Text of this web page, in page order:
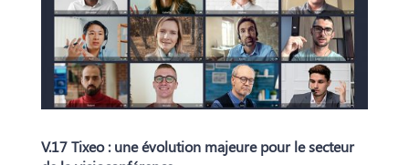
V.17 Tixeo : une évolution majeure pour le secteur